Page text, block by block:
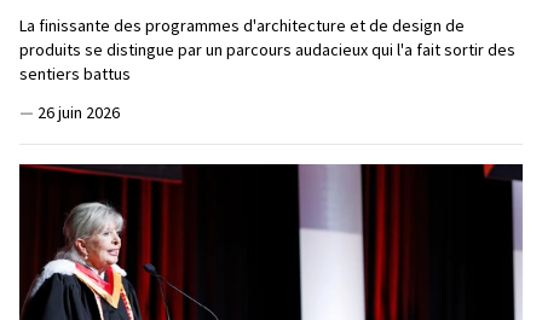
La finissante des programmes d'architecture et de design de
produits se distingue par un parcours audacieux qui l'a fait sortir des
sentiers battus
— 26 juin 2026